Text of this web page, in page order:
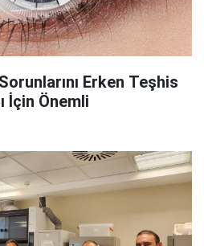
Erken Teşhis
İçin Önemli